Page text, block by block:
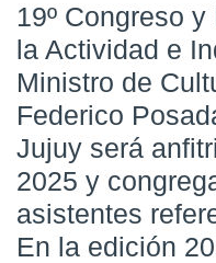
19º Congreso
la Actividad e
Ministro de
Federico
Jujuy será
2025 y
asistentes
En la edición